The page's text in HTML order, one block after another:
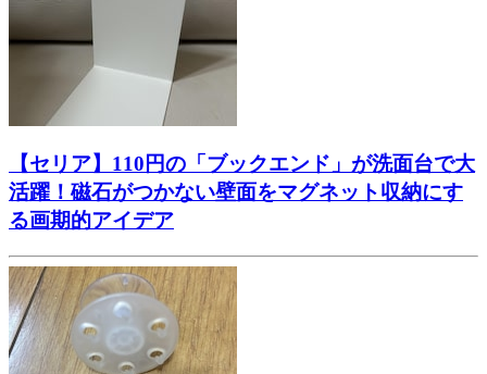
【セリア】110円の「ブックエンド」が洗面台で大
活躍！磁石がつかない壁面をマグネット収納にす
る画期的アイデア